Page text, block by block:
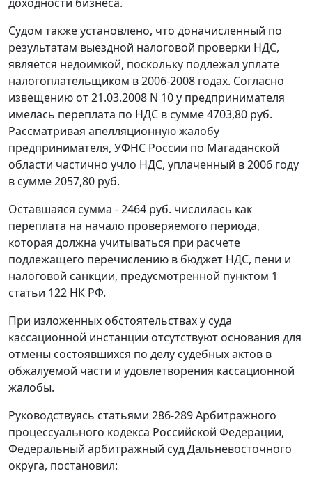
доходности бизнеса.
Судом также установлено, что доначисленный по
результатам выездной налоговой проверки НДС,
является недоимкой, поскольку подлежал уплате
налогоплательщиком в 2006-2008 годах. Согласно
извещению от 21.03.2008 N 10 у предпринимателя
имелась переплата по НДС в сумме 4703,80 руб.
Рассматривая апелляционную жалобу
предпринимателя, УФНС России по Магаданской
области частично учло НДС, уплаченный в 2006 году
в сумме 2057,80 руб.
Оставшаяся сумма - 2464 руб. числилась как
переплата на начало проверяемого периода,
которая должна учитываться при расчете
подлежащего перечислению в бюджет НДС, пени и
налоговой санкции, предусмотренной пунктом 1
статьи 122 НК РФ.
При изложенных обстоятельствах у суда
кассационной инстанции отсутствуют основания для
отмены состоявшихся по делу судебных актов в
обжалуемой части и удовлетворения кассационной
жалобы.
Руководствуясь статьями 286-289Арбитражного
процессуального кодекса Российской Федерации,
Федеральный арбитражный суд Дальневосточного
округа, постановил: